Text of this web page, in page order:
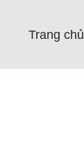
Trang chủ